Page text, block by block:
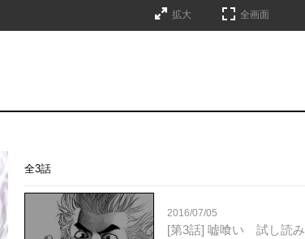
拡大 全画面
全3話
2016/07/05
[第3話] 嘘喰い 試し読み